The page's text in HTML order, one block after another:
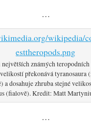
…
známých teropodních
překonává tyranosaura
a dosahuje zhruba stejné
(fialově). Kredit: Matt
…